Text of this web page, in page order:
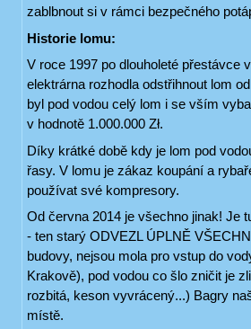
zablbnout si v rámci bezpečného
Historie lomu:
V roce 1997 po dlouholeté přestávce
elektrárna rozhodla odstřihnout lom
byl pod vodou celý lom i se vším
v hodnotě 1.000.000 Zł.
Díky krátké době kdy je lom pod
řasy. V lomu je zákaz koupání a
používat své kompresory.
Od června 2014 je všechno jinak! Je
- ten starý ODVEZL ÚPLNĚ
budovy, nejsou mola pro vstup do
Krakově), pod vodou co šlo zničit je
rozbitá, keson vyvrácený...) Bagry
místě.